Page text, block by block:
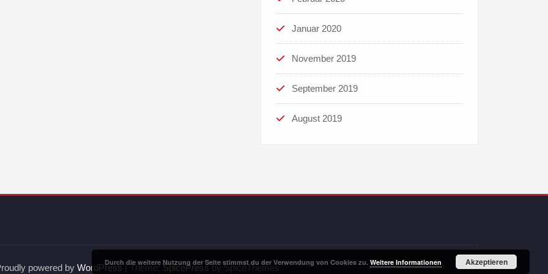
Januar 2020
November 2019
September 2019
August 2019
powered by WordPress| Theme:SpicePressby SpiceThemes
Durch die weitere Nutzung der Seite stimmst du der Verwendung von Cookies zu. Weitere Informationen Akzeptieren